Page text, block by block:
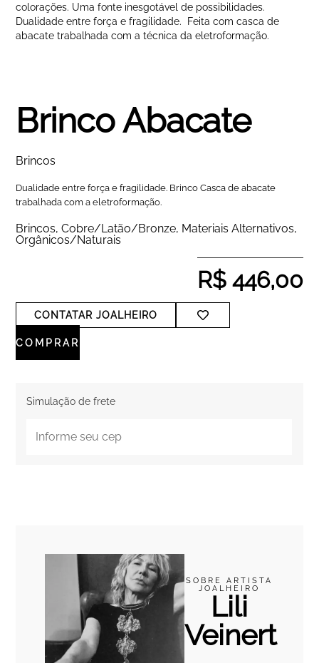
colorações. Uma fonte inesgotável de possibilidades.
Dualidade entre força e fragilidade. Feita com casca de
abacate trabalhada com a técnica da eletroformação.
Brinco Abacate
Brincos
Dualidade entre força e fragilidade. Brinco Casca de abacate
trabalhada com a eletroformação.
Brincos,Cobre/Latão/Bronze, Materiais Alternativos,
Orgânicos/Naturais
R$446,00
CONTATAR JOALHEIRO
COMPRAR
Simulação de frete
SOBRE ARTISTA
JOALHEIRO
Lili
Veinert